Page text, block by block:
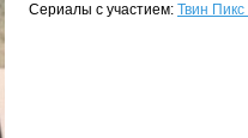
Сериалы с участием: Твин